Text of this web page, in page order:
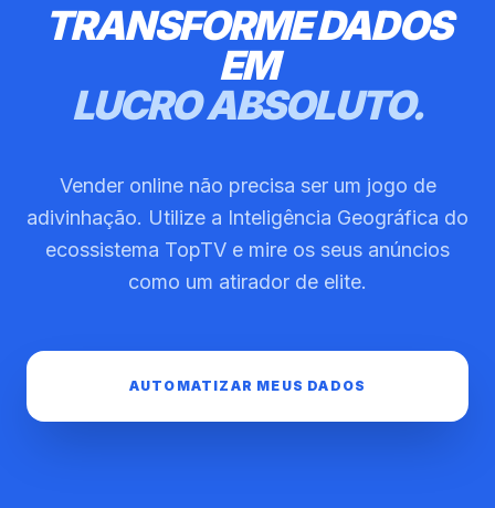
TRANSFORME DADOS
EM
LUCRO ABSOLUTO.
Vender online não precisa ser um jogo de
adivinhação. Utilize a Inteligência Geográfica do
ecossistema TopTV e mire os seus anúncios
como um atirador de elite.
AUTOMATIZAR MEUS DADOS